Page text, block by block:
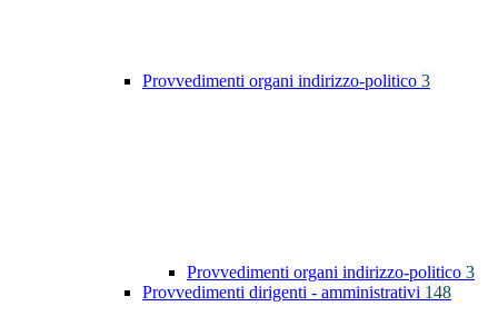
Provvedimenti organi indirizzo-politico 3
Provvedimenti organi indirizzo-politico 3
Provvedimenti dirigenti - amministrativi 148